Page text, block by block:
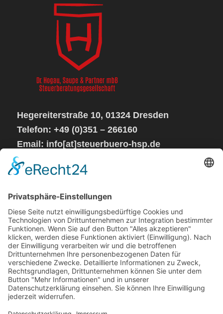
Hegereiterstraße 10, 01324 Dresden
Telefon: +49 (0)351 – 266160
Email: info[at]steuerbuero-hsp.de
Sprechzeiten:
Mo – Do von 08 – 17 Uhr
Steuerkanzlei
Impressum
Datenschutzerklärung